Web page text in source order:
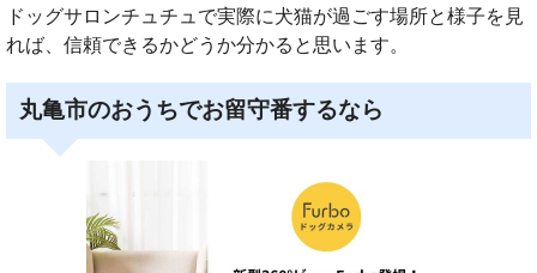
ドッグサロンチュチュで実際に犬猫が過ごす場所と様子を見
れば、信頼できるかどうか分かると思います。
丸亀市のおうちでお留守番するなら